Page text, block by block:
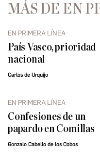
MÁS DE EN
EN PRIMERA LÍNEA
País Vasco, prioridad
nacional
Carlos de Urquijo
EN PRIMERA LÍNEA
Confesiones de un
papardo en Comillas
Gonzalo Cabello de los Cobos